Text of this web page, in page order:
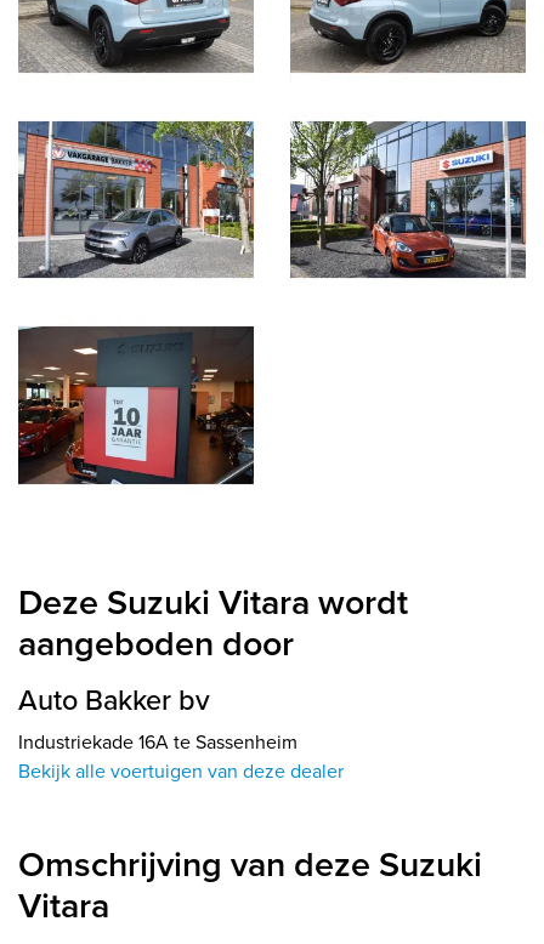
Deze Suzuki Vitara wordt
aangeboden door
Auto Bakker bv
Industriekade 16A te Sassenheim
Bekijk alle voertuigen van deze dealer
Omschrijving van deze Suzuki
Vitara